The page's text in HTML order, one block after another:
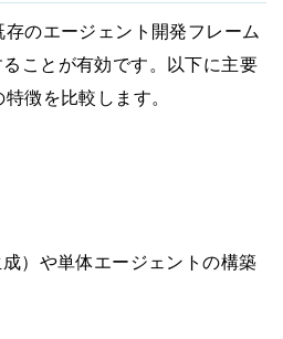
のエージェント開発フレーム
ことが有効です。以下に主要
徴を比較します。
）や単体エージェントの構築